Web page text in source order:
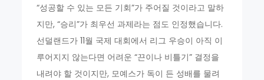
“성공할 수 있는 모든 기회”가 주어질 것이라고 말하
지만, “승리”가 최우선 과제라는 점도 인정했습니다.
선덜랜드가 11월 국제 대회에서 리그 우승이 아직 이
루어지지 않는다면 어려운 “끈이나 비틀기” 결정을
내려야 할 것이지만, 모예스가 독이 든 성배를 물려